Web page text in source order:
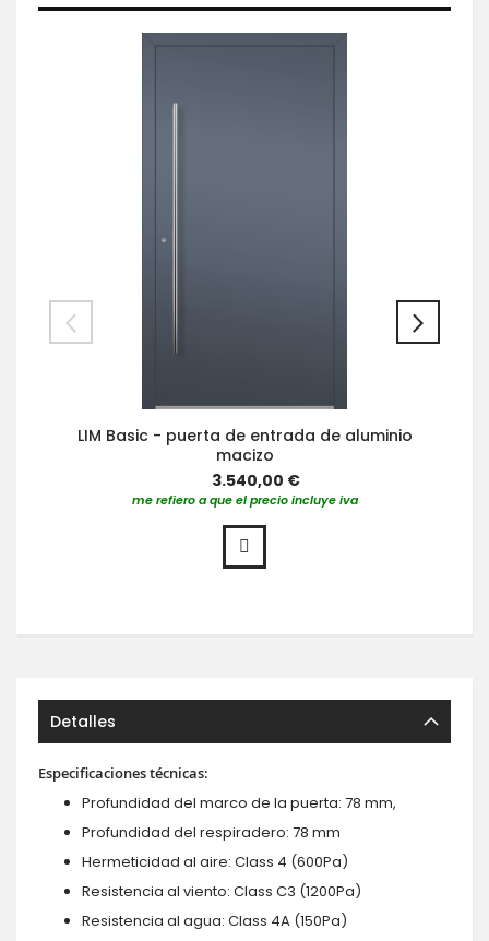
LIM Basic - puerta de entrada de aluminio
macizo
3.540,00 €
me refiero a que el precio incluye iva
Detalles
Especificaciones técnicas:
Profundidad del marco de la puerta: 78 mm,
Profundidad del respiradero: 78 mm
Hermeticidad al aire: Class 4 (600Pa)
Resistencia al viento: Class C3 (1200Pa)
Resistencia al agua: Class 4A (150Pa)